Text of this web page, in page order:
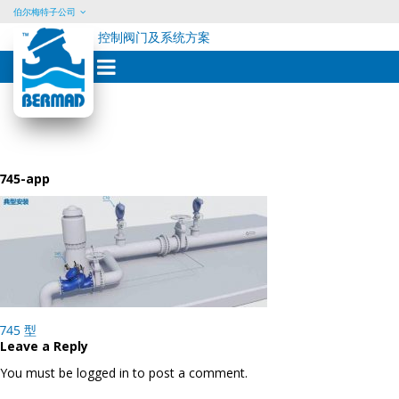
Skip
content
伯尔梅特子公司
控制阀门及系统方案
745-app
Post
navigation
745 型
Leave a Reply
You must be logged in to post a comment.